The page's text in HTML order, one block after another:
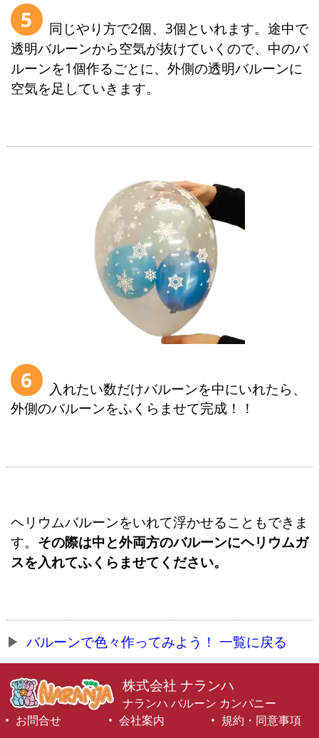
5
同じやり方で2個、3個といれます。途中で
透明バルーンから空気が抜けていくので、中のバ
ルーンを1個作るごとに、外側の透明バルーンに
空気を足していきます。
6
入れたい数だけバルーンを中にいれたら、
外側のバルーンをふくらませて完成！！
ヘリウムバルーンをいれて浮かせることもできま
す。 その際は中と外両方のバルーンにヘリウムガ
スを入れてふくらませてください。
バルーンで色々作ってみよう！ 一覧に戻る
株式会社 ナランハ
ナランハ バルーン カンパニー
お問合せ
会社案内
規約・同意事項